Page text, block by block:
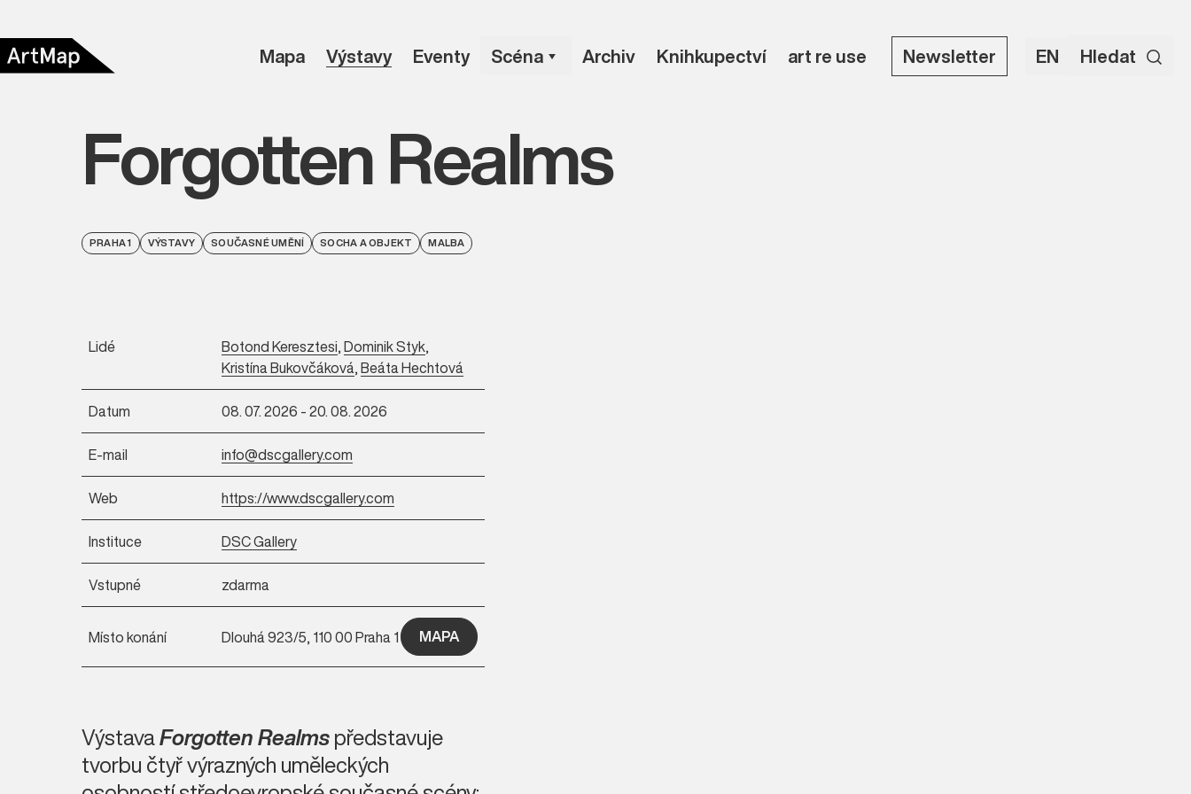
Mapa Výstavy Eventy Scéna Archiv Knihkupectví art re use Newsletter EN Hledat
Forgotten Realms
PRAHA 1 VÝSTAVY SOUČASNÉ UMĚNÍ SOCHA A OBJEKT MALBA
Lidé Botond Keresztesi,Dominik Styk,
Kristína Bukovčáková,Beáta Hechtová
Datum 08. 07. 2026 - 20. 08. 2026
E-mail info@dscgallery.com
Web https://www.dscgallery.com
Instituce DSC Gallery
Vstupné zdarma
Místo konání Dlouhá 923/5, 110 00 Praha 1 MAPA
VýstavaForgotten Realmspředstavuje
tvorbu čtyř výrazných uměleckých